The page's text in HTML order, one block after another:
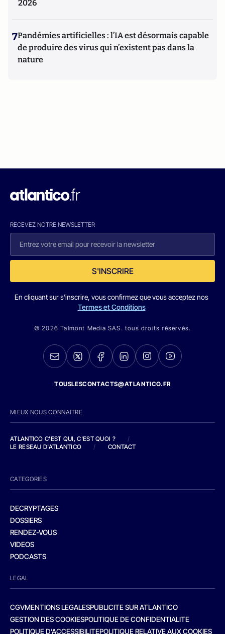
2026
7Pandémies artificielles : l’IA est désormais capable
de produire des virus qui n’existent pas dans la
nature
RECEVEZ NOTRE NEWSLETTER
S'INSCRIRE
En cliquant sur s'inscrire, vous confirmez que vous acceptez nos
Termes et Conditions
© 2026 Talmont Media SAS. tous droits réservés.
TOUSLESCONTACTS@ATLANTICO.FR
MIEUX NOUS CONNAITRE
ATLANTICO C'EST QUI, C'EST QUOI ?
/
LE RESEAU D'ATLANTICO
/ CONTACT
CATEGORIES
DECRYPTAGES
DOSSIERS
RENDEZ-VOUS
VIDEOS
PODCASTS
LEGAL
CGVMENTIONS LEGALESPUBLICITE SUR ATLANTICO
GESTION DES COOKIESPOLITIQUE DE CONFIDENTIALITE
POLITIQUE D’ACCESSIBILITEPOLITIQUE RELATIVE AUX COOKIES